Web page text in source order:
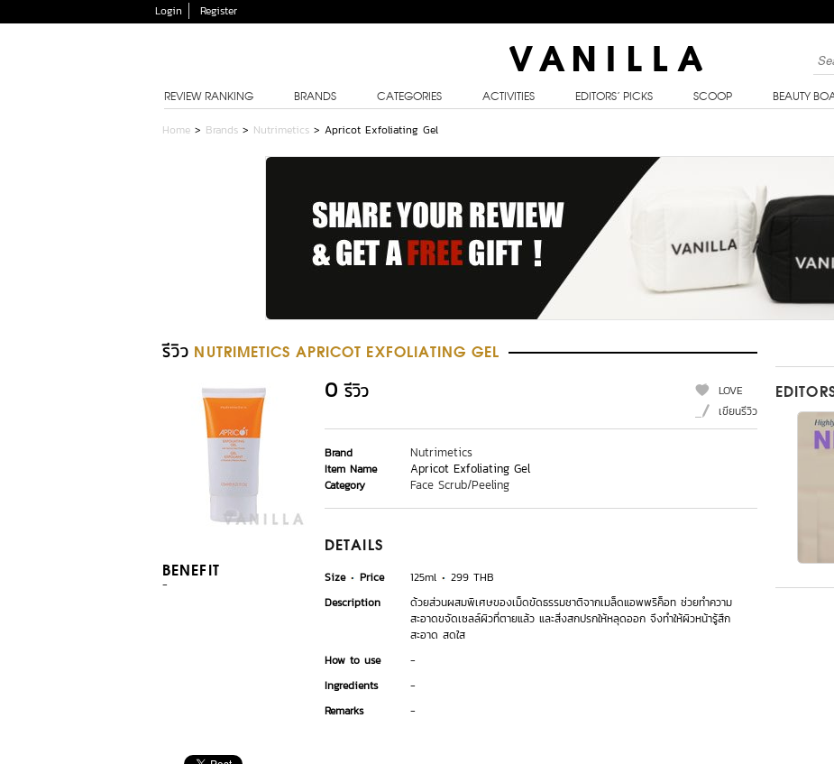
Login Register
REVIEW RANKING BRANDS CATEGORIES ACTIVITIES EDITORS’ PICKS SCOOP BEAUTY
Home > Brands > Nutrimetics > Apricot Exfoliating Gel
รีวิว NUTRIMETICS APRICOT EXFOLIATING GEL
BENEFIT
-
0 รีวิว
LOVE
เขียนรีวิว
Brand Nutrimetics
Item Name Apricot Exfoliating Gel
Category Face Scrub/Peeling
DETAILS
Size Price 125ml
299 THB
Description
ด้วยส่วนผสมพิเศษของเม็ดขัดธรรมชาติจากเมล็ดแอพพริค็อท ช่วยทำความ
สะอาดขจัดเซลล์ผิวที่ตายแล้ว และสิ่งสกปรกให้หลุดออก จึงทำให้ผิวหน้ารู้สึก
สะอาด สดใส
How to use
-
Ingredients
-
Remarks
-